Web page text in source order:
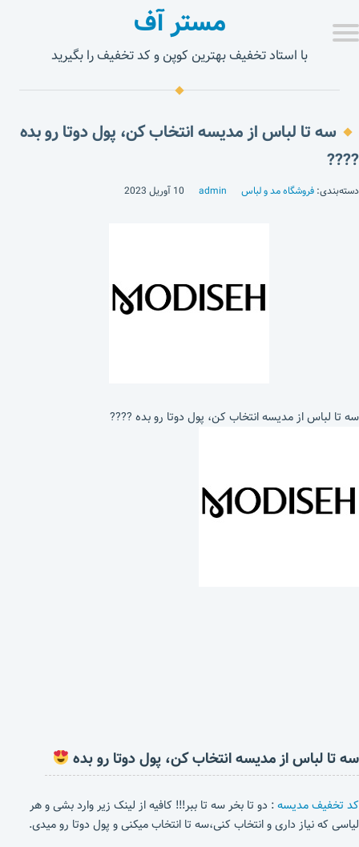
مستر آف
با استاد تخفیف بهترین کوپن و کد تخفیف را بگیرید
سه تا لباس از مدیسه انتخاب کن، پول دوتا رو بده
????
دسته‌بندی: فروشگاه مد و لباس admin 10 آوریل 2023
سه تا لباس از مدیسه انتخاب کن، پول دوتا رو بده ????
سه تا لباس از مدیسه انتخاب کن، پول دوتا رو بده
کد تخفیف مدیسه: دو تا بخر سه تا ببر!!! کافیه از لینک زیر وارد بشی و هر
لیاسی که نیاز داری و انتخاب کنی،سه تا انتخاب میکنی و پول دوتا رو میدی.